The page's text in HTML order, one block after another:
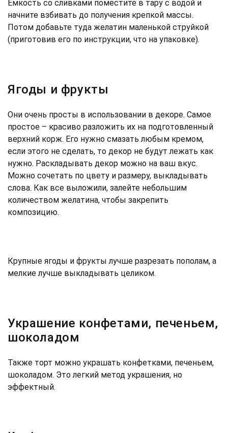
Емкость со сливками поместите в тару с водой и
начните взбивать до получения крепкой массы.
Потом добавьте туда желатин маленькой струйкой
(приготовив его по инструкции, что на упаковке).
Ягоды и фрукты
Они очень просты в использовании в декоре. Самое
простое – красиво разложить их на подготовленный
верхний корж. Его нужно смазать любым кремом,
если этого не сделать, то декор не будут лежать как
нужно. Раскладывать декор можно на ваш вкус.
Можно сочетать по цвету и размеру, выкладывать
слова. Как все выложили, залейте небольшим
количеством желатина, чтобы закрепить
композицию.
Крупные ягоды и фрукты лучше разрезать пополам, а
мелкие лучше выкладывать целиком.
Украшение конфетами, печеньем,
шоколадом
Также торт можно украшать конфетками, печеньем,
шоколадом. Это легкий метод украшения, но
эффектный.